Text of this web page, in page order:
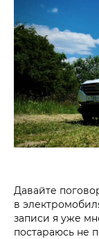
Давайте
в
записи я уже
постараюсь не